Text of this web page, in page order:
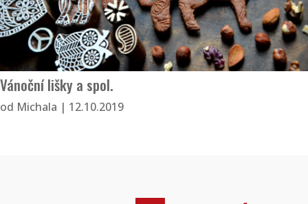
Vánoční lišky a spol.
od Michala | 12.10.2019